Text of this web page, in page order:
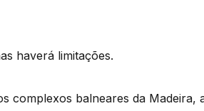
haverá limitações.
complexos balneares da Madeira,